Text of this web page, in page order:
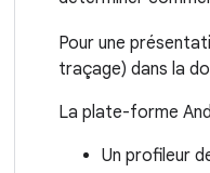
Pour une
traçage) dans la
La plate-forme
Un profileur